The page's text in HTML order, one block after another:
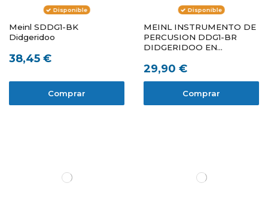
Disponible
Meinl SDDG1-BK
Didgeridoo
38,45 €
Comprar
Disponible
MEINL INSTRUMENTO DE
PERCUSION DDG1-BR
DIDGERIDOO EN
29,90 €
Comprar